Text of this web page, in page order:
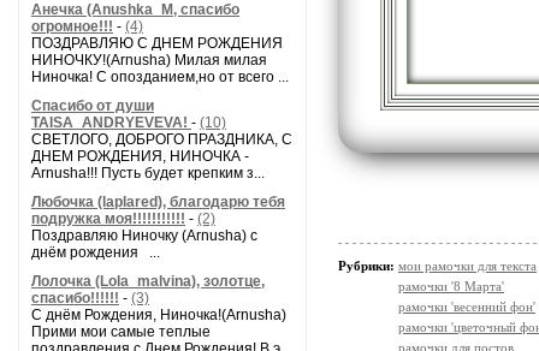
Анечка (Anushka_M, спасибо
огромное!!! - (4)
ПОЗДРАВЛЯЮ С ДНЕМ РОЖДЕНИЯ
НИНОЧКУ!(Arnusha) Милая милая
Ниночка! С опозданием,но от всего ...
Спасибо от души
TAISA_ANDRYEVEVA! - (10)
СВЕТЛОГО, ДОБРОГО ПРАЗДНИКА, С
ДНЕМ РОЖДЕНИЯ, НИНОЧКА -
Arnusha!!! Пусть будет крепким з...
Любочка (laplared), благодарю тебя
подружка моя!!!!!!!!!!! - (2)
Поздравляю Ниночку (Arnusha) с
днём рождения ...
Лолочка (Lola_malvina), золотце,
спасибо!!!!!! - (3)
С днём Рождения, Ниночка!(Аrnusha)
Прими мои самые теплые
Рубрики: мои рамочки для текста
рамочки '8 Марта'
рамочки 'весенний фон'
рамочки 'цветочный
рамочки для постов